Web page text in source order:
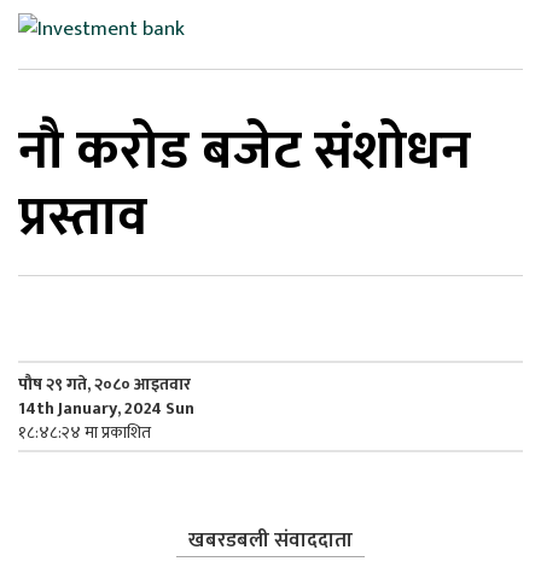
नौ करोड बजेट संशोधन
प्रस्ताव
पौष २९ गते, २०८० आइतवार
14th January, 2024 Sun
१८:४८:२४ मा प्रकाशित
खबरडबली संवाददाता